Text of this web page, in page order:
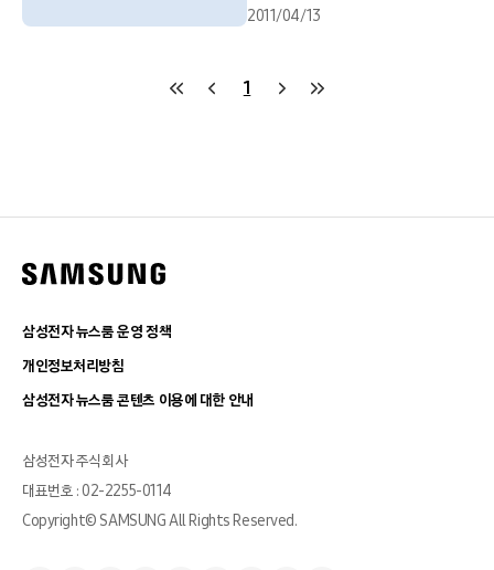
2011/04/13
1
삼성전자 뉴스룸 운영 정책
개인정보처리방침
삼성전자 뉴스룸 콘텐츠 이용에 대한 안내
삼성전자 주식회사
대표번호 : 02-2255-0114
Copyright© SAMSUNG All Rights Reserved.